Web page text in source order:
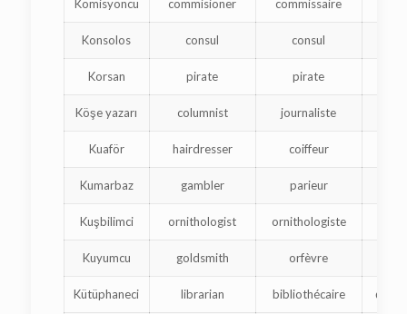
Komisyoncu commisioner commissaire
Konsolos consul consul
Korsan pirate pirate
Köşe yazarı columnist journaliste
Kuaför hairdresser coiffeur
Kumarbaz gambler parieur
Kuşbilimci ornithologist ornithologiste
Kuyumcu goldsmith orfèvre
Kütüphaneci librarian bibliothécaire